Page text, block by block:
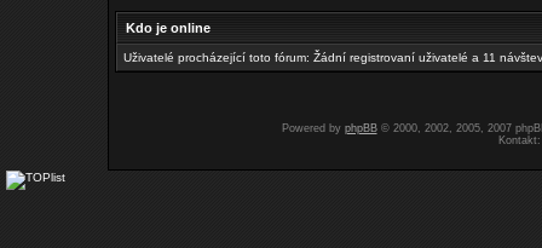
Kdo je online
Uživatelé procházející toto fórum: Žádní registrovaní uživatelé a 11
Powered by phpBB© 2000, 2002, 2005, 2007